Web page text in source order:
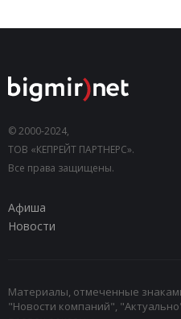
© 2000-2024,
ТОВ «КЕПРЕЙТ ПАРТНЕРС».
Все права защищены.
Афиша
Новости
Материалы, отмеченные
"Новости компаний",